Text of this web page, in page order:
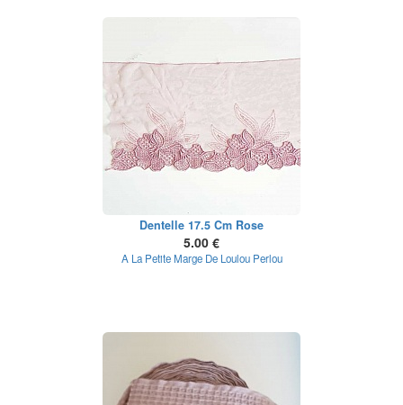
Dentelle 17.5 Cm Rose
5.00 €
A La Petite Marge De Loulou Perlou